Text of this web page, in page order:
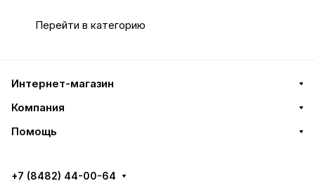
монтаж)
Перейти в категорию
Интернет-магазин
Компания
Помощь
+7 (8482) 44-00-64